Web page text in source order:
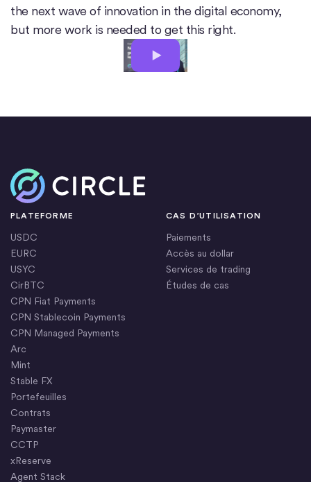
the next wave of innovation in the digital economy,
but more work is needed to get this right.
Accueil
PLATEFORME
USDC
EURC
USYC
CirBTC
CPN Fiat Payments
CPN Stablecoin Payments
CPN Managed Payments
Arc
Mint
Stable FX
Portefeuilles
Contrats
Paymaster
CCTP
xReserve
Agent Stack
CAS D’UTILISATION
Paiements
Accès au dollar
Services de trading
Études de cas